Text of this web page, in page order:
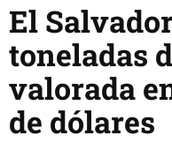
El
toneladas
valorada
de dólares